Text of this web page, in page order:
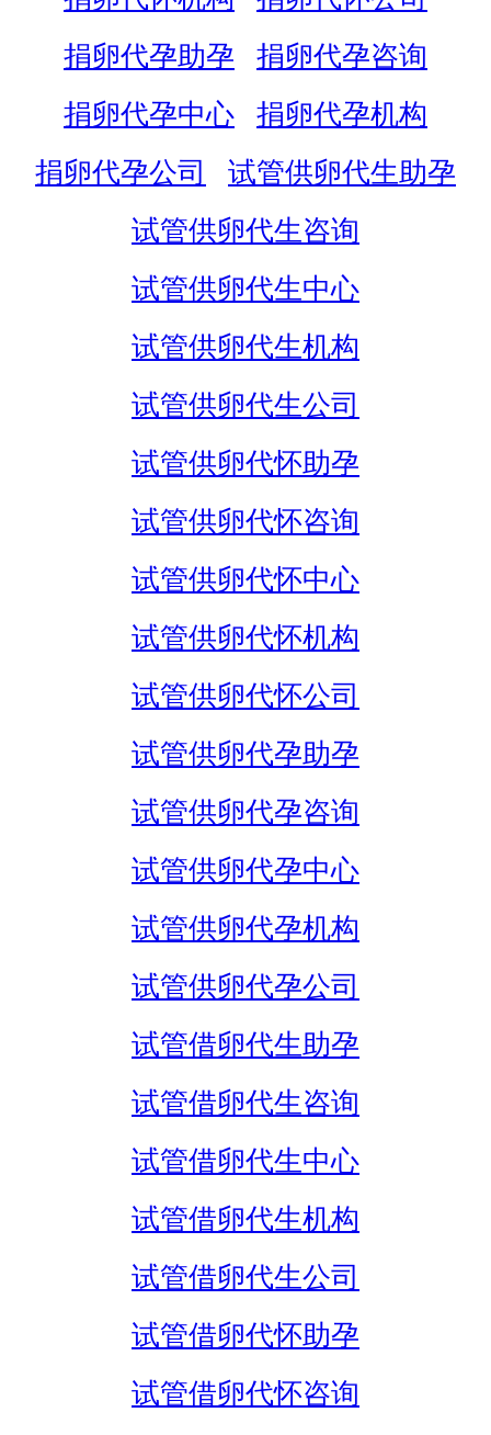
捐卵代孕助孕
捐卵代孕咨询
捐卵代孕中心
捐卵代孕机构
捐卵代孕公司
试管供卵代生助孕
试管供卵代生咨询
试管供卵代生中心
试管供卵代生机构
试管供卵代生公司
试管供卵代怀助孕
试管供卵代怀咨询
试管供卵代怀中心
试管供卵代怀机构
试管供卵代怀公司
试管供卵代孕助孕
试管供卵代孕咨询
试管供卵代孕中心
试管供卵代孕机构
试管供卵代孕公司
试管借卵代生助孕
试管借卵代生咨询
试管借卵代生中心
试管借卵代生机构
试管借卵代生公司
试管借卵代怀助孕
试管借卵代怀咨询